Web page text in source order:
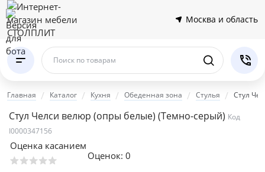
Москва и область
Поиск по товарам
Главная Каталог Кухня Обеденная зона Стулья Стул
Стул Челси велюр (опры белые) (Темно-серый) Код
I0000347156
Оценка касанием
Оценок: 0